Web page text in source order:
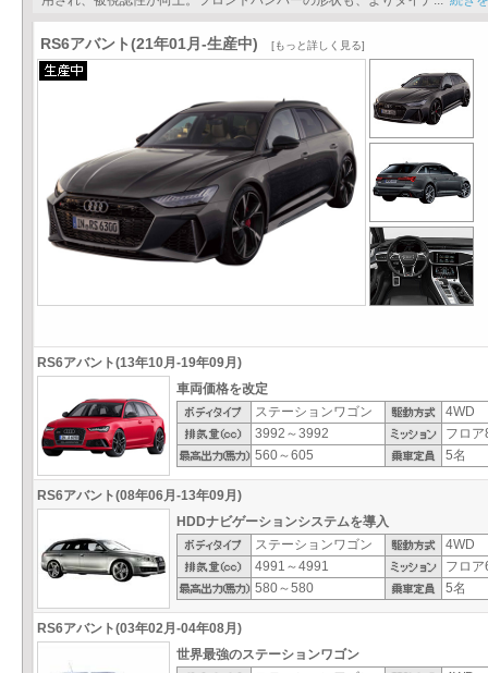
RS6アバント(21年01月-生産中) [もっと詳しく見る]
RS6アバント(13年10月-19年09月)
車両価格を改定
ステーションワゴン
4WD
3992～3992
フロア
560～605
5名
RS6アバント(08年06月-13年09月)
HDDナビゲーションシステムを導入
ステーションワゴン
4WD
4991～4991
フロア
580～580
5名
RS6アバント(03年02月-04年08月)
世界最強のステーションワゴン